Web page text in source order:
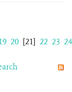
19 20 [21] 22 23 24